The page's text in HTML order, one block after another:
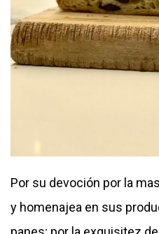
Por su devoción por la
y homenajea en sus